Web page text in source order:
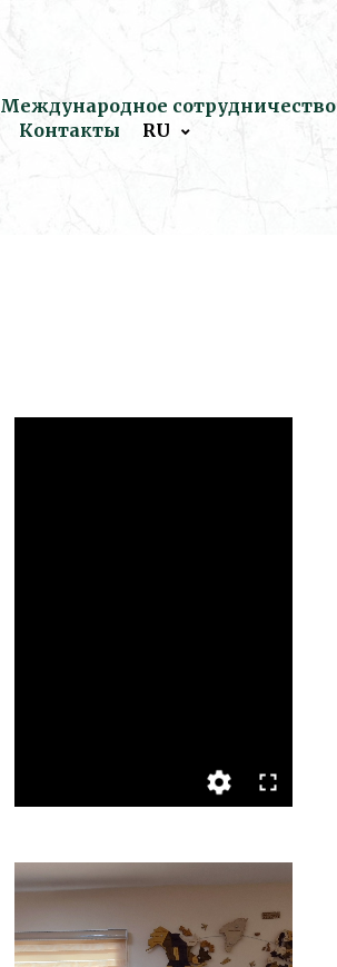
Международное сотрудничество
Контакты RU